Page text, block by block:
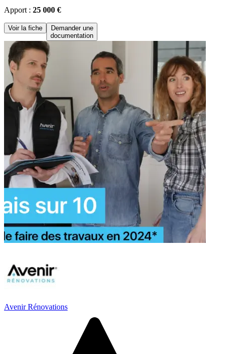
Apport : 25 000 €
Voir la fiche
Demander une
documentation
Avenir Rénovations